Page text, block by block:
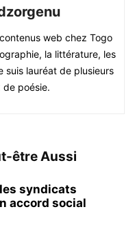
web chez Togo
la littérature, les
suis lauréat de plusieurs
de poésie.
être Aussi
syndicats
accord social